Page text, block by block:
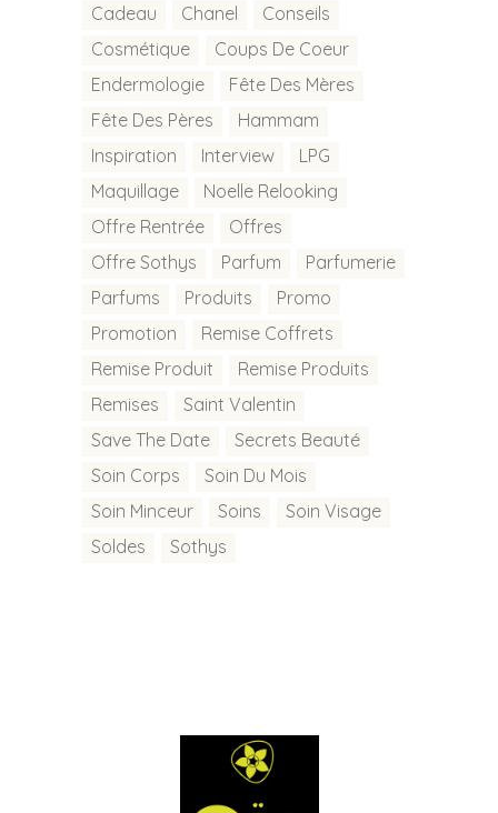
Cadeau
Chanel
Conseils
Cosmétique
Coups De Coeur
Endermologie
Fête Des Mères
Fête Des Pères
Hammam
Inspiration
Interview
LPG
Maquillage
Noelle Relooking
Offre Rentrée
Offres
Offre Sothys
Parfum
Parfumerie
Parfums
Produits
Promo
Promotion
Remise Coffrets
Remise Produit
Remise Produits
Remises
Saint Valentin
Save The Date
Secrets Beauté
Soin Corps
Soin Du Mois
Soin Minceur
Soins
Soin Visage
Soldes
Sothys